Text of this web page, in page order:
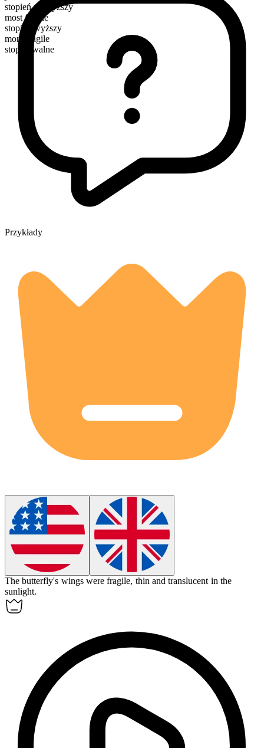
stopień najwyższy
most fragile
stopień wyższy
more fragile
stopniowalne
Przykłady
The butterfly's wings werefragile, thin and translucent in the
sunlight.